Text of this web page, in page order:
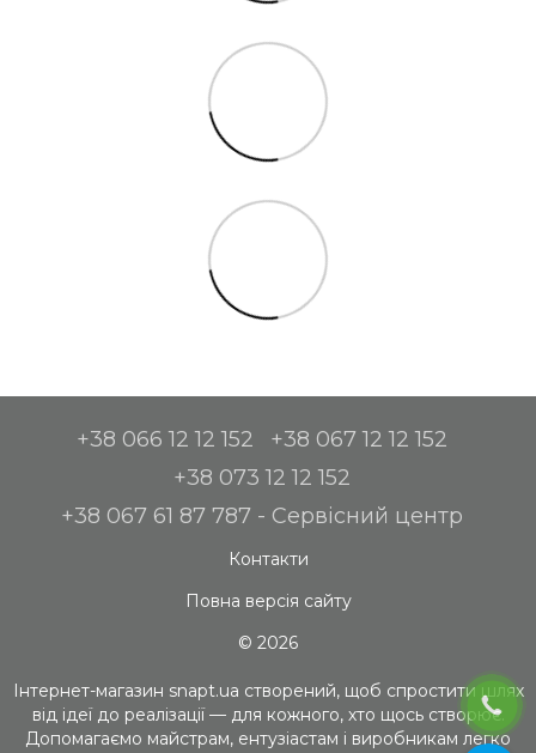
+38 066 12 12 152
+38 067 12 12 152
+38 073 12 12 152
+38 067 61 87 787 - Сервісний центр
Контакти
Повна версія сайту
© 2026
Інтернет-магазин snapt.ua створений, щоб спростити шлях
від ідеї до реалізації — для кожного, хто щось створює.
Допомагаємо майстрам, ентузіастам і виробникам легко